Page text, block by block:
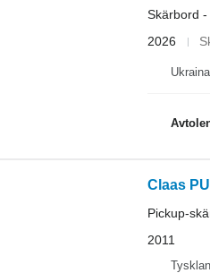
Skärbord
2026
Claas
Pickup-
2011